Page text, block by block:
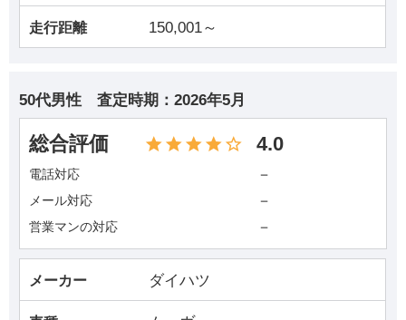
走行距離 150,001～
50代男性 査定時期： 2026年5月
総合評価 4.0
電話対応 －
メール対応 －
営業マンの対応 －
メーカー ダイハツ